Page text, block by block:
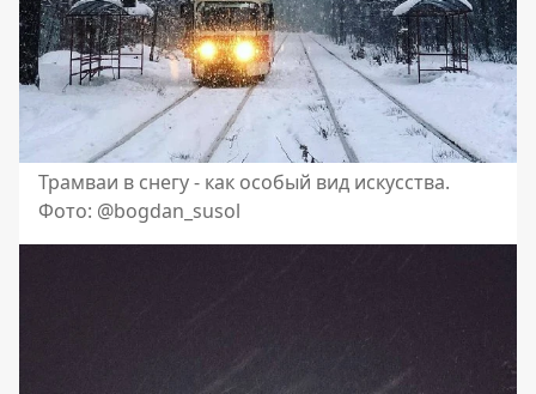
Трамваи в снегу - как особый вид искусства.
Фото: @bogdan_susol